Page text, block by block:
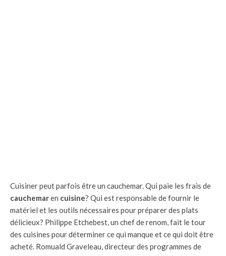
Cuisiner peut parfois être un cauchemar. Qui paie les frais de
cauchemaren cuisine? Qui est responsable de fournir le
matériel et les outils nécessaires pour préparer des plats
délicieux? Philippe Etchebest, un chef de renom, fait le tour
des cuisines pour déterminer ce qui manque et ce qui doit être
acheté. Romuald Graveleau, directeur des programmes de